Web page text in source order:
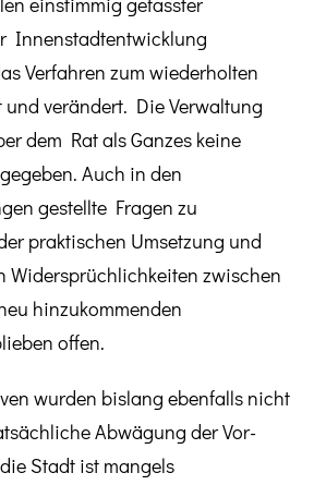
Innenstadtentwicklung
Verfahren zum wiederholten
und verändert. Die Verwaltung
dem Rat als Ganzes keine
Auch in den
gestellte Fragen zu
praktischen Umsetzung und
Widersprüchlichkeiten zwischen
hinzukommenden
offen.
wurden bislang ebenfalls nicht
Abwägung der Vor-
Stadt ist mangels